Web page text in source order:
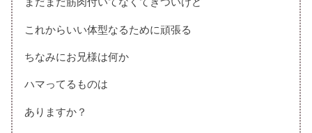
これからいい体型なるために頑張る
ちなみにお兄様は何か
ハマってるものは
ありますか？